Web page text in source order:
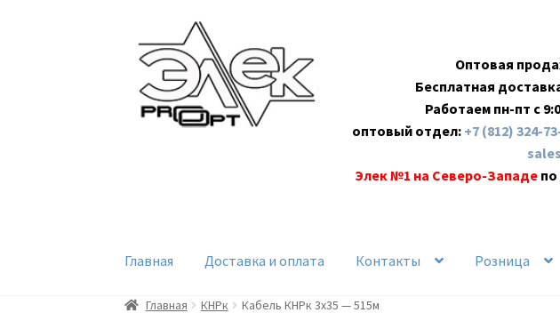
навигации
содержимому
Оптовая
Бесплатная
Работаем пн-пт с
оптовый отдел: +7 (812) 324-
Элек №1 на Северо-Западе
Главная Доставка и оплата Контакты Розница
Главная КНРк Кабель КНРк 3х35 — 515м